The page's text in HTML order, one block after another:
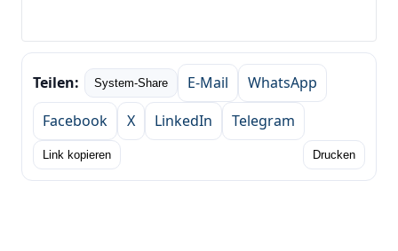
Teilen: System-Share E‑Mail
WhatsApp
Facebook
X LinkedIn Telegram
Link kopieren Drucken